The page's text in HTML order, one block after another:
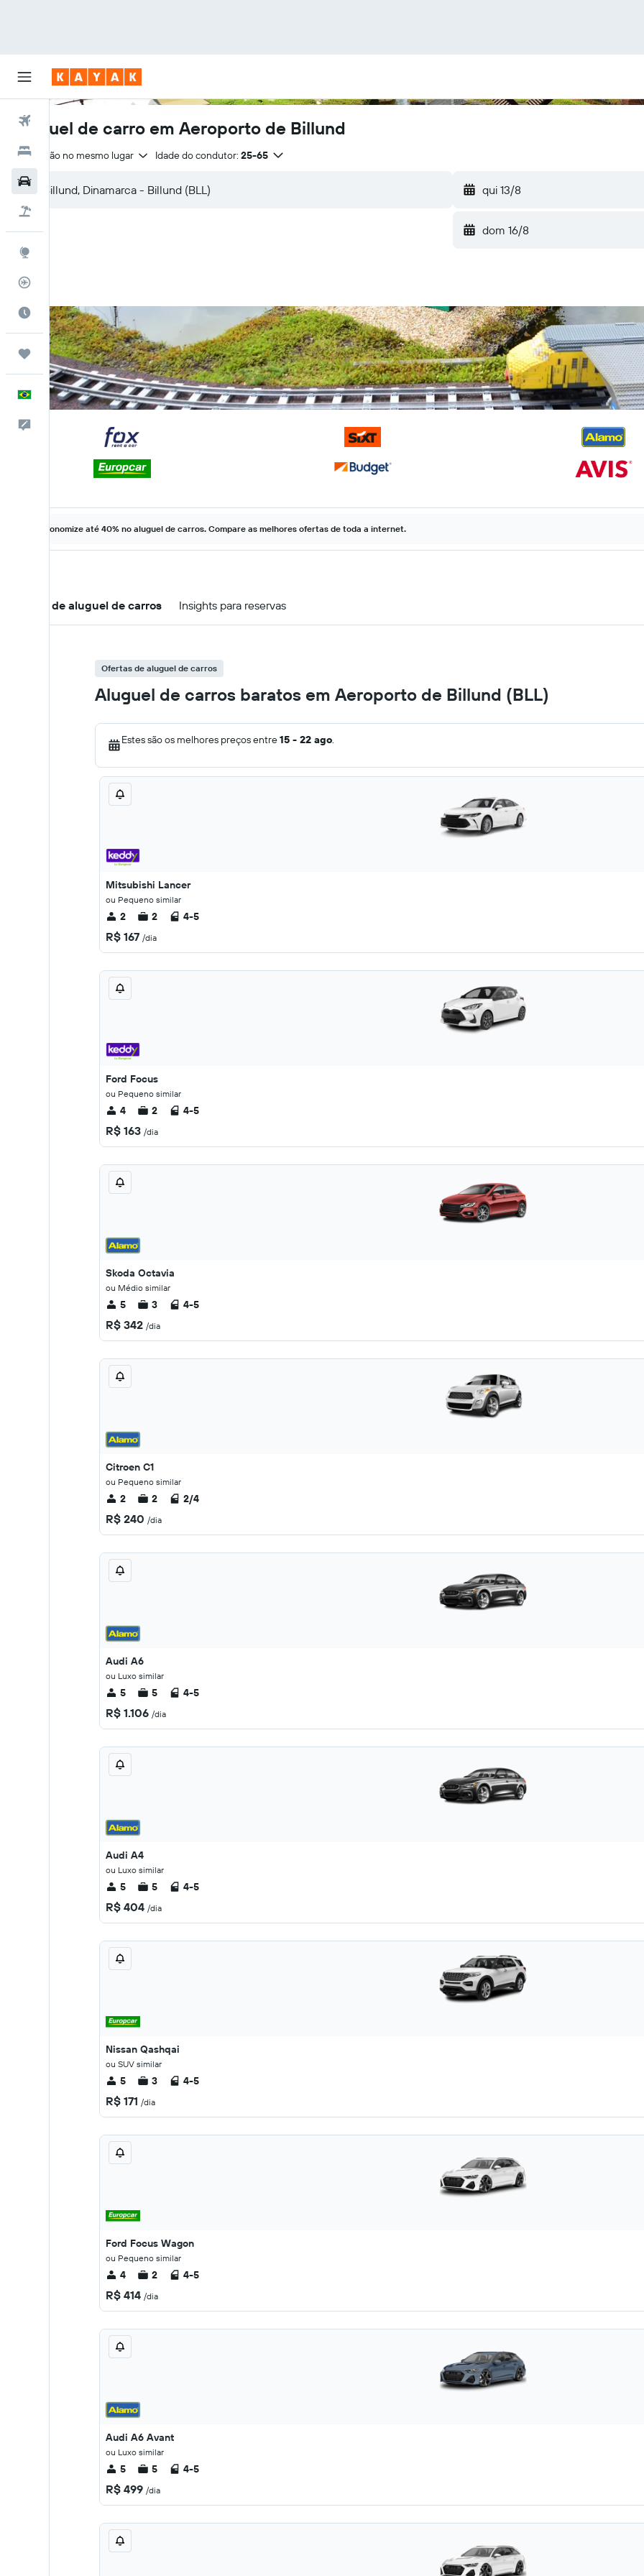
Voos
Hotéis
Quando ir
Trips
Português
Aluguel de carro em Aeroporto de Billund
Devolução no mesmo lugar Idade do condutor: 25-65
qui 13/8
dom 16/8
Economize até 40% no aluguel de carros. Compare as melhores ofertas de toda a internet.
Ofertas de aluguel de carros Insights para reservas
Ofertas de aluguel de carros
Aluguel de carros baratos em Aeroporto de Billund (BLL)
Estes são os melhores preços entre15 - 22 ago.
Mitsubishi Lancer
ou Pequeno similar
2 2 4-5
R$ 167 /dia
Ford Focus
ou Pequeno similar
4 2 4-5
R$ 163 /dia
Skoda Octavia
ou Médio similar
5 3 4-5
R$ 342 /dia
Citroen C1
ou Pequeno similar
2 2 2/4
R$ 240 /dia
Audi A6
ou Luxo similar
5 5 4-5
R$ 1.106 /dia
Audi A4
ou Luxo similar
5 5 4-5
R$ 404 /dia
Nissan Qashqai
ou SUV similar
5 3 4-5
R$ 171 /dia
Ford Focus Wagon
ou Pequeno similar
4 2 4-5
R$ 414 /dia
Audi A6 Avant
ou Luxo similar
5 5 4-5
R$ 499 /dia